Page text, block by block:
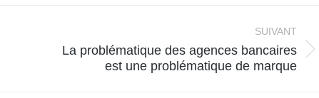
SUIVANT
Article
La problématique des agences bancaires
est une problématique de marque